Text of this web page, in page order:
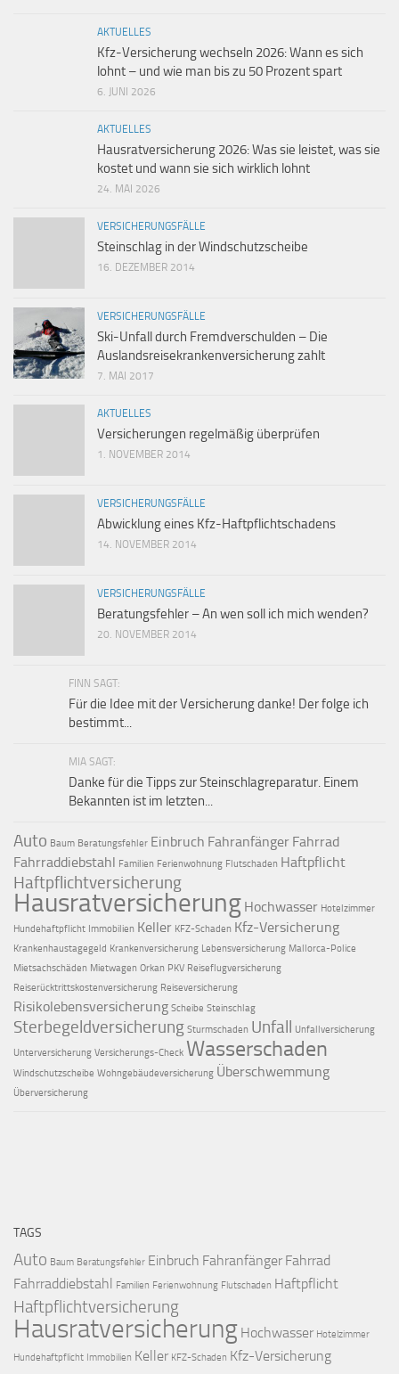
AKTUELLES
Kfz-Versicherung wechseln 2026: Wann es sich
lohnt – und wie man bis zu 50 Prozent spart
6. JUNI 2026
AKTUELLES
Hausratversicherung 2026: Was sie leistet, was sie
kostet und wann sie sich wirklich lohnt
24. MAI 2026
VERSICHERUNGSFÄLLE
Steinschlag in der Windschutzscheibe
16. DEZEMBER 2014
VERSICHERUNGSFÄLLE
Ski-Unfall durch Fremdverschulden – Die
Auslandsreisekrankenversicherung zahlt
7. MAI 2017
AKTUELLES
Versicherungen regelmäßig überprüfen
1. NOVEMBER 2014
VERSICHERUNGSFÄLLE
Abwicklung eines Kfz-Haftpflichtschadens
14. NOVEMBER 2014
VERSICHERUNGSFÄLLE
Beratungsfehler – An wen soll ich mich wenden?
20. NOVEMBER 2014
FINN SAGT:
Für die Idee mit der Versicherung danke! Der folge ich
bestimmt...
MIA SAGT:
Danke für die Tipps zur Steinschlagreparatur. Einem
Bekannten ist im letzten...
Auto Baum Beratungsfehler Einbruch Fahranfänger Fahrrad
Fahrraddiebstahl Familien Ferienwohnung Flutschaden Haftpflicht
Haftpflichtversicherung
Hausratversicherung Hochwasser Hotelzimmer
Hundehaftpflicht Immobilien Keller KFZ-Schaden Kfz-Versicherung
Krankenhaustagegeld Krankenversicherung Lebensversicherung Mallorca-Police
Mietsachschäden Mietwagen Orkan PKV Reiseflugversicherung
Reiserücktrittskostenversicherung Reiseversicherung
Risikolebensversicherung Scheibe Steinschlag
Sterbegeldversicherung Sturmschaden Unfall Unfallversicherung
Unterversicherung Versicherungs-Check Wasserschaden
Windschutzscheibe Wohngebäudeversicherung Überschwemmung
Überversicherung
TAGS
Auto Baum Beratungsfehler Einbruch Fahranfänger Fahrrad
Fahrraddiebstahl
Familien Ferienwohnung Flutschaden Haftpflicht
Haftpflichtversicherung
Hausratversicherung Hochwasser Hotelzimmer
Hundehaftpflicht Immobilien Keller KFZ-Schaden Kfz-Versicherung